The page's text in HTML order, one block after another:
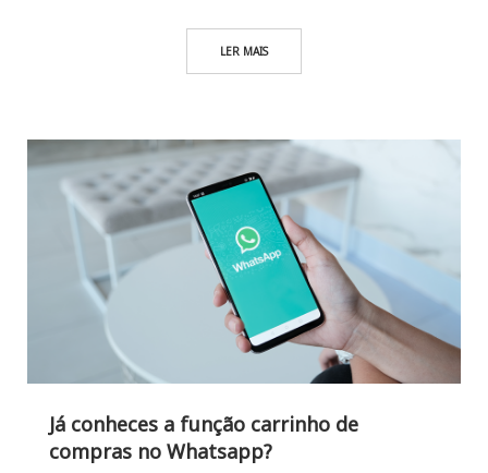
LER MAIS
Já conheces a função carrinho de
compras no Whatsapp?